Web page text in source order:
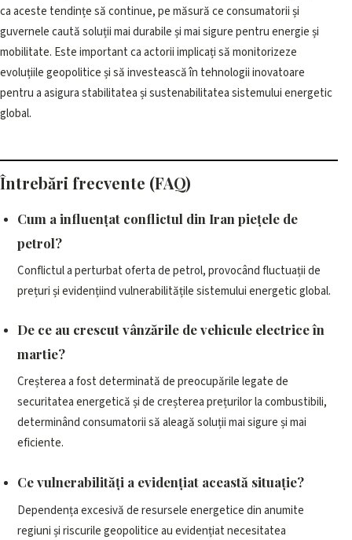
ca aceste tendințe să continue, pe măsură ce consumatorii și
guvernele caută soluții mai durabile și mai sigure pentru energie și
mobilitate. Este important ca actorii implicați să monitorizeze
evoluțiile geopolitice și să investească în tehnologii inovatoare
pentru a asigura stabilitatea și sustenabilitatea sistemului energetic
global.
Întrebări frecvente (FAQ)
Cum a influențat conflictul din Iran piețele de
petrol?
Conflictul a perturbat oferta de petrol, provocând fluctuații de
prețuri și evidențiind vulnerabilitățile sistemului energetic global.
De ce au crescut vânzările de vehicule electrice în
martie?
Creșterea a fost determinată de preocupările legate de
securitatea energetică și de creșterea prețurilor la combustibili,
determinând consumatorii să aleagă soluții mai sigure și mai
eficiente.
Ce vulnerabilități a evidențiat această situație?
Dependența excesivă de resursele energetice din anumite
regiuni și riscurile geopolitice au evidențiat necesitatea